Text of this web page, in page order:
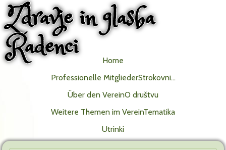
Zdravje in glasba
Radenci
Home
Professionelle MitgliederStrokovni…
Über den VereinO društvu
Weitere Themen im VereinTematika
Utrinki